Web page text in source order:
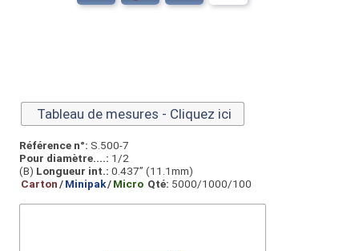
Tableau de mesures - Cliquez ici
Référence n°: S.500-7
Pour diamètre....: 1/2
(B) Longueur int.: 0.437” (11.1mm)
Carton/Minipak/Micro Qté: 5000/1000/100